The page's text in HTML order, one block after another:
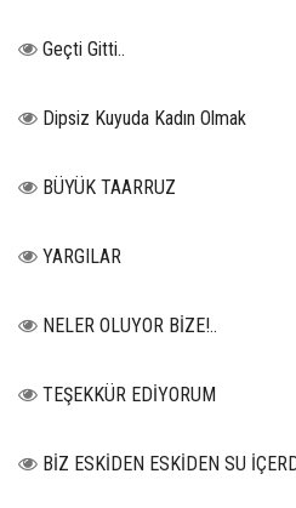
Geçti Gitti..
Dipsiz Kuyuda Kadın Olmak
BÜYÜK TAARRUZ
YARGILAR
NELER OLUYOR BİZE!..
TEŞEKKÜR EDİYORUM
BİZ ESKİDEN ESKİDEN SU